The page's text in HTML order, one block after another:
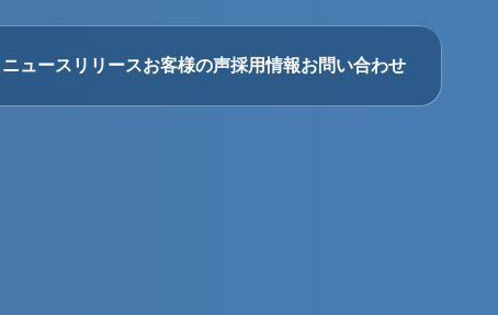
ニュースリリースお客様の声採用情報お問い合わせ